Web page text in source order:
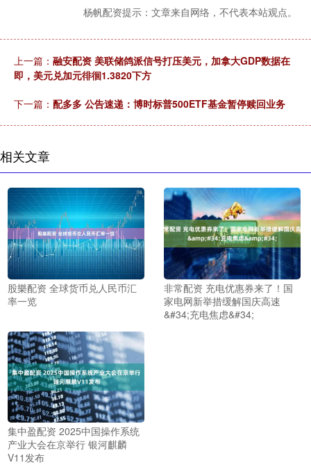
杨帆配资提示：文章来自网络，不代表本站观点。
上一篇： 融安配资 美联储鸽派信号打压美元，加拿大GDP数据在
即，美元兑加元徘徊1.3820下方
下一篇： 配多多 公告速递：博时标普500ETF基金暂停赎回业务
相关文章
股樂配资 全球货币兑人民币汇
率一览
非常配资 充电优惠券来了！国
家电网新举措缓解国庆高速
&#34;充电焦虑&#34;
集中盈配资 2025中国操作系统
产业大会在京举行 银河麒麟
V11发布